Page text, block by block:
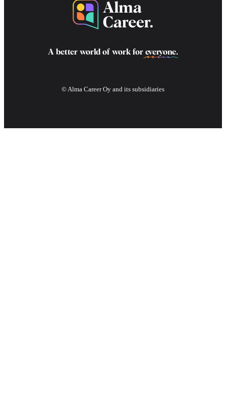
A better world of work for everyone.
© Alma Career Oy and its subsidiaries